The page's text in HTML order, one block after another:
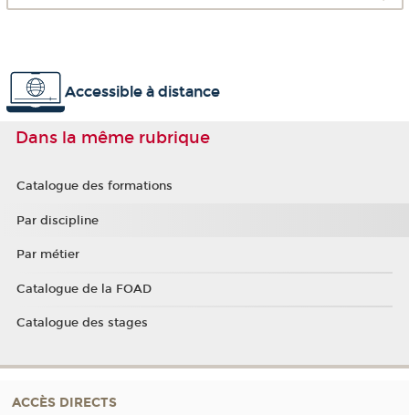
Accessible à distance
Dans la même rubrique
Catalogue des formations
Par discipline
Par métier
Catalogue de la FOAD
Catalogue des stages
ACCÈS DIRECTS